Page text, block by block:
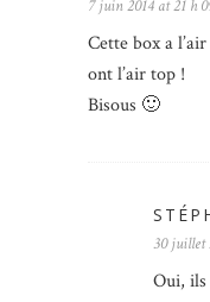
7 juin 2014 at 21 h
Cette box a
ont l’air top !
Bisous 🙂
30 juillet
Oui,